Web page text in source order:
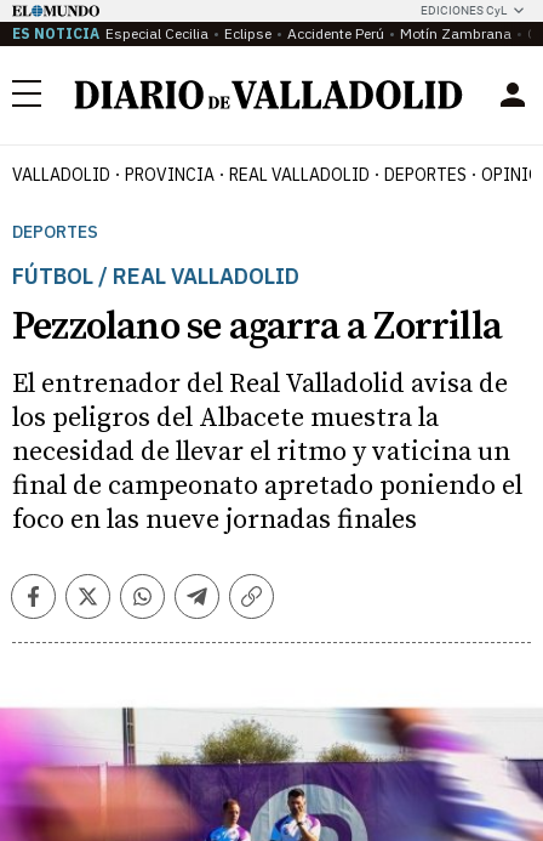
EDICIONES CyL
ES NOTICIA Especial Cecilia Eclipse Accidente Perú Motín Zambrana
Menú
VALLADOLID PROVINCIA REAL VALLADOLID DEPORTES
DEPORTES
FÚTBOL / REAL VALLADOLID
Pezzolano se agarra a Zorrilla
El entrenador del Real Valladolid avisa de
los peligros del Albacete muestra la
necesidad de llevar el ritmo y vaticina un
final de campeonato apretado poniendo el
foco en las nueve jornadas finales
FacebookTwitterWhatsappTelegramCopiar